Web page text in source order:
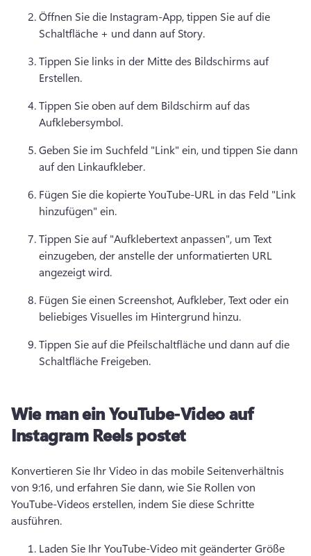
Öffnen Sie die Instagram-App, tippen Sie auf die
Schaltfläche + und dann auf Story.
Tippen Sie links in der Mitte des Bildschirms auf
Erstellen.
Tippen Sie oben auf dem Bildschirm auf das
Aufklebersymbol.
Geben Sie im Suchfeld "Link" ein, und tippen Sie dann
auf den Linkaufkleber.
Fügen Sie die kopierte YouTube-URL in das Feld "Link
hinzufügen" ein.
Tippen Sie auf "Aufklebertext anpassen", um Text
einzugeben, der anstelle der unformatierten URL
angezeigt wird.
Fügen Sie einen Screenshot, Aufkleber, Text oder ein
beliebiges Visuelles im Hintergrund hinzu.
Tippen Sie auf die Pfeilschaltfläche und dann auf die
Schaltfläche Freigeben.
Wie man ein YouTube-Video auf
Instagram Reels postet
Konvertieren Sie Ihr Video in das mobile Seitenverhältnis
von 9:16, und erfahren Sie dann, wie Sie Rollen von
YouTube-Videos erstellen, indem Sie diese Schritte
ausführen.
Laden Sie Ihr YouTube-Video mit geänderter Größe